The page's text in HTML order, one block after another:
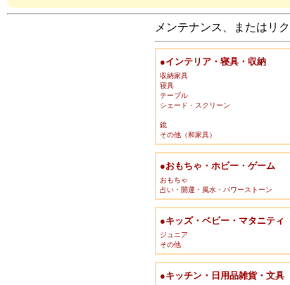
メンテナンス、またはリ
●インテリア・寝具・収納
収納家具
寝具
テーブル
シェード・スクリーン
鏡
その他（和家具）
●おもちゃ・ホビー・ゲーム
おもちゃ
占い・開運・風水・パワーストーン
●キッズ・ベビー・マタニティ
ジュニア
その他
●キッチン・日用品雑貨・文具